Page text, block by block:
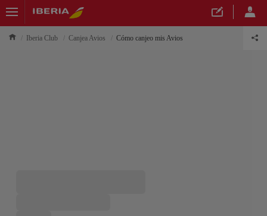
Iberia Club Canjea Avios Cómo canjeo mis Avios